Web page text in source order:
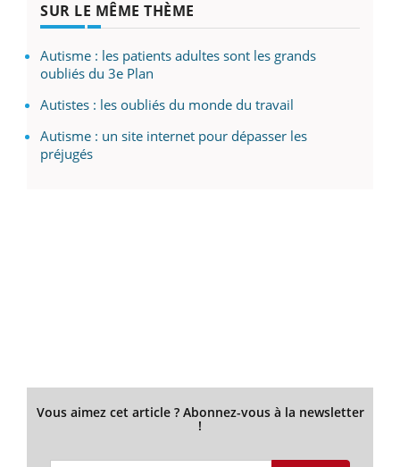
SUR LE MÊME THÈME
Autisme : les patients adultes sont les grands
oubliés du 3e Plan
Autistes : les oubliés du monde du travail
Autisme : un site internet pour dépasser les
préjugés
Vous aimez cet article ? Abonnez-vous à la newsletter
!